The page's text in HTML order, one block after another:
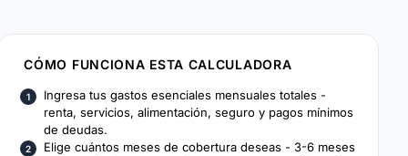
CÓMO FUNCIONA ESTA CALCULADORA
Ingresa tus gastos esenciales mensuales totales -
renta, servicios, alimentación, seguro y pagos mínimos
de deudas.
Elige cuántos meses de cobertura deseas - 3-6 meses